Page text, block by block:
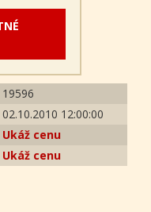
19596
02.10.2010 12:00:00
Ukáž cenu
Ukáž cenu